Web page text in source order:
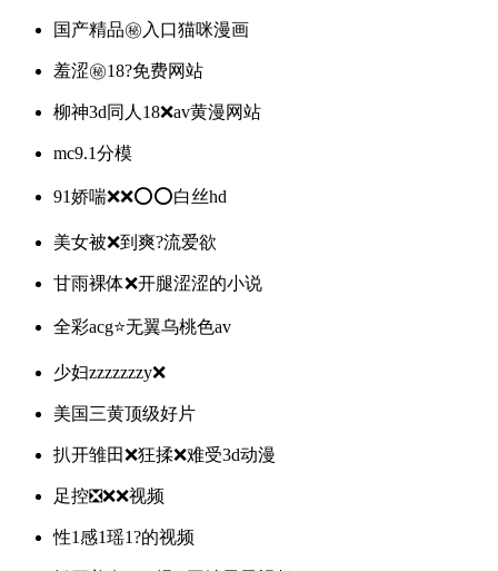
国产精品㊙️入口猫咪漫画
羞涩㊙️18?免费网站
柳神3d同人18❌av黄漫网站
mc9.1分模
91娇喘❌❌⭕⭕白丝hd
美女被❌到爽?流爱欲
甘雨裸体❌开腿涩涩的小说
全彩acg⭐️无翼乌桃色av
少妇zzzzzzzy❌
美国三黄顶级好片
扒开雏田❌狂揉❌难受3d动漫
足控❎❌❌视频
性1感1瑶1?的视频